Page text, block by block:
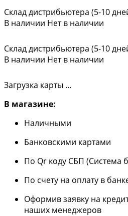
Склад дистрибьютера (5-10
В наличии Нет в наличии
Склад дистрибьютера (5-10
В наличии Нет в наличии
Загрузка карты ...
В магазине:
Наличными
Банковскими картами
По Qr коду СБП (Система
По счету на оплату в
Оформив заявку на
наших менеджеров